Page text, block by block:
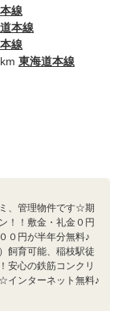
線
本線
線
東海道本線
、管理物件です☆期
！！敷金・礼金０円
０円が半年分無料♪
飼育可能、稲枝駅徒
安心の鉄筋コンクリ
インターネット無料♪